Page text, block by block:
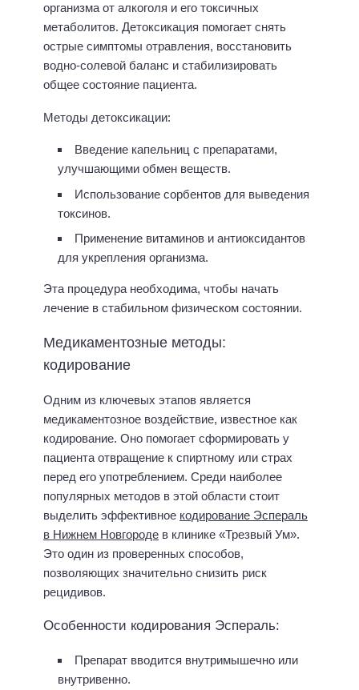
организма от алкоголя и его токсичных
метаболитов. Детоксикация помогает снять
острые симптомы отравления, восстановить
водно-солевой баланс и стабилизировать
общее состояние пациента.
Методы детоксикации:
Введение капельниц с препаратами,
улучшающими обмен веществ.
Использование сорбентов для выведения
токсинов.
Применение витаминов и антиоксидантов
для укрепления организма.
Эта процедура необходима, чтобы начать
лечение в стабильном физическом состоянии.
Медикаментозные методы:
кодирование
Одним из ключевых этапов является
медикаментозное воздействие, известное как
кодирование. Оно помогает сформировать у
пациента отвращение к спиртному или страх
перед его употреблением. Среди наиболее
популярных методов в этой области стоит
выделить эффективное кодирование Эспераль
в Нижнем Новгороде в клинике «Трезвый Ум».
Это один из проверенных способов,
позволяющих значительно снизить риск
рецидивов.
Особенности кодирования Эспераль:
Препарат вводится внутримышечно или
внутривенно.